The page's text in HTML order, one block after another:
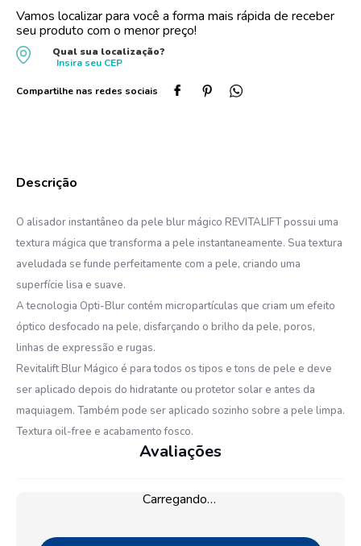
Vamos localizar para você a forma mais rápida de receber
seu produto com o menor preço!
Qual sua localização?
Insira seu CEP
O alisador instantâneo da pele blur mágico REVITALIFT possui uma
textura mágica que transforma a pele instantaneamente. Sua textura
aveludada se funde perfeitamente com a pele, criando uma
superfície lisa e suave.
A tecnologia Opti-Blur contém micropartículas que criam um efeito
óptico desfocado na pele, disfarçando o brilho da pele, poros,
linhas de expressão e rugas.
Revitalift Blur Mágico é para todos os tipos e tons de pele e deve
ser aplicado depois do hidratante ou protetor solar e antes da
maquiagem. Também pode ser aplicado sozinho sobre a pele limpa.
Textura oil-free e acabamento fosco.
Avaliações
Carregando…
dove
9º proge
protetor solar